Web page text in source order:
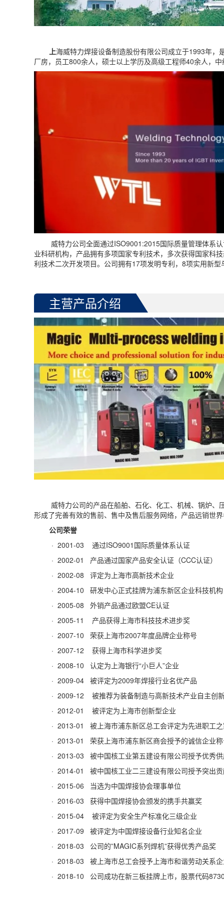
上海威特力焊接设备制造股份有限公司成立于1993年，
厂房，员工800余人，硕士以上学历及高级工程师40余人，中
威特力公司全面通过ISO9001:2015国际质量管理体系
业科研机构，产品拥有多项国家专利技术，多次获得国家科
利技术二次开发项目。公司拥有17项发明专利， 8项实用新型
主营产品介绍
威特力公司的产品在船舶、石化、化工、机械、锅炉
形成了完善有效的售前、售中及售后服务网络，产品远销世
公司荣誉
· 2001-03 通过ISO9001 国际质量体系认证
· 2002-01 产品通过国家产品安全认证（CCC认证）
· 2002-08 评定为上海市高新技术企业
· 2004-10 研发中心正式挂牌为浦东新区企业科技机构
· 2005-08 外销产品通过欧盟CE认证
· 2005-11 产品获得上海市科技技术进步奖
· 2007-10 荣获上海市2007年度品牌企业称号
· 2007-12 获得上海市科学进步奖
· 2008-10 认定为上海银行“小巨人”企业
· 2009-04 被评定为2009年焊接行业名优产品
· 2009-12 被推荐为装备制造与高新技术产业自主创
· 2012-01 被评定为上海市创新型企业
· 2013-01 被上海市浦东新区总工会评定为先进职工
· 2013-01 荣获上海市浦东新区商会授予的诚信企业
· 2013-03 被中国核工业第五建设有限公司授予优秀
· 2014-01 被中国核工业二三建设有限公司授予突出
· 2015-06 当选为中国焊接协会理事单位
· 2016-03 获得中国焊接协会颁发的携手共赢奖
· 2015-04 被评定为安全生产标准化三级企业
· 2017-09 被评定为中国焊接设备行业知名企业
· 2018-03 公司的”MAGIC系列焊机”获得优秀产品奖
· 2018-03 被上海市总工会授予上海市和谐劳动关系
· 2018-10 公司成功在新三板挂牌上市，股票代码